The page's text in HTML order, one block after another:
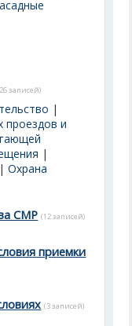
записей)
|
проездов и
|
|Охрана
СМР (12 записей)
приемки
(3 записей)